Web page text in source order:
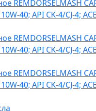
REMDORSELMASH
40; API CK-4/CJ-4;
REMDORSELMASH
40; API CK-4/CJ-4;
REMDORSELMASH
40; API CK-4/CJ-4;